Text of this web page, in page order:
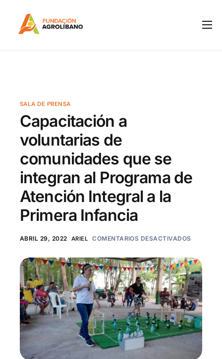
Programas
Notas de Prensa
Boletines
Contacto
SALA DE PRENSA
Capacitación a
voluntarias de
comunidades que se
integran al Programa de
Atención Integral a la
Primera Infancia
ABRIL 29, 2022 ARIEL COMENTARIOS DESACTIVADOS